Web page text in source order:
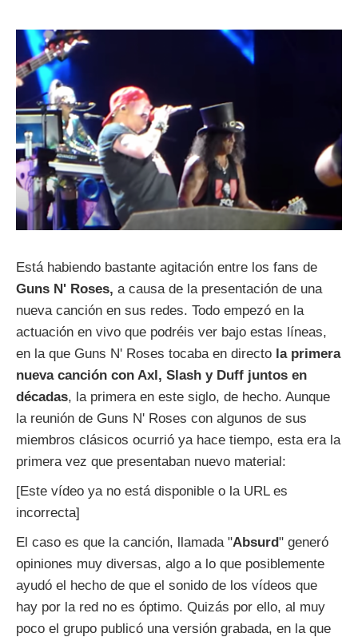
Está habiendo bastante agitación entre los fans de
Guns N' Roses, a causa de la presentación de una
nueva canción en sus redes. Todo empezó en la
actuación en vivo que podréis ver bajo estas líneas,
en la que Guns N' Roses tocaba en directo la primera
nueva canción con Axl, Slash y Duff juntos en
décadas, la primera en este siglo, de hecho. Aunque
la reunión de Guns N' Roses con algunos de sus
miembros clásicos ocurrió ya hace tiempo, esta era la
primera vez que presentaban nuevo material:
[Este vídeo ya no está disponible o la URL es
incorrecta]
El caso es que la canción, llamada "Absurd" generó
opiniones muy diversas, algo a lo que posiblemente
ayudó el hecho de que el sonido de los vídeos que
hay por la red no es óptimo. Quizás por ello, al muy
poco el grupo publicó una versión grabada, en la que